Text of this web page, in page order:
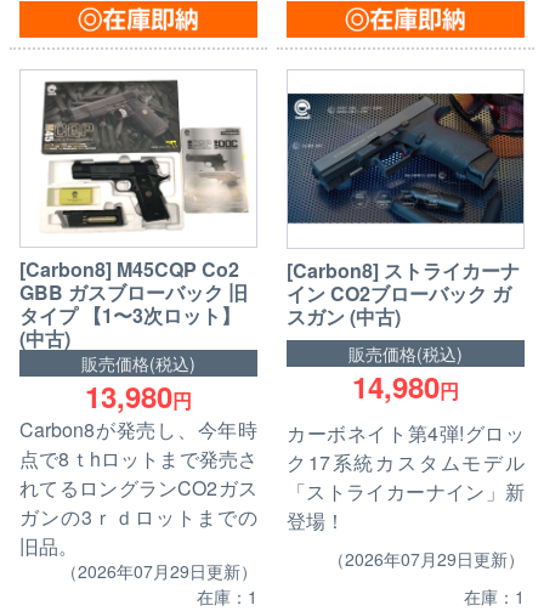
[Carbon8] M45CQP Co2
GBB ガスブローバック 旧
タイプ 【1〜3次ロット】
(中古)
販売価格(税込)
13,980円
Carbon8が発売し、今年時
点で8ｔhロットまで発売さ
れてるロングランCO2ガス
ガンの3ｒｄロットまでの
旧品。
（2026年07月29日更新）
在庫：1
[Carbon8] ストライカーナ
イン CO2ブローバック ガ
スガン (中古)
販売価格(税込)
14,980円
カーボネイト第4弾!グロッ
ク17系統カスタムモデル
「ストライカーナイン」新
登場！
（2026年07月29日更新）
在庫：1